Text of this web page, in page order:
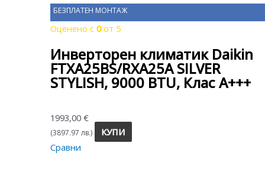
БЕЗПЛАТЕН МОНТАЖ
Оценено с0от 5
Инверторен климатик Daikin
FTXA25BS/RXA25A SILVER
STYLISH, 9000 BTU, Клас A+++
1993,00€
(3897.97 лв.)
КУПИ
Сравни